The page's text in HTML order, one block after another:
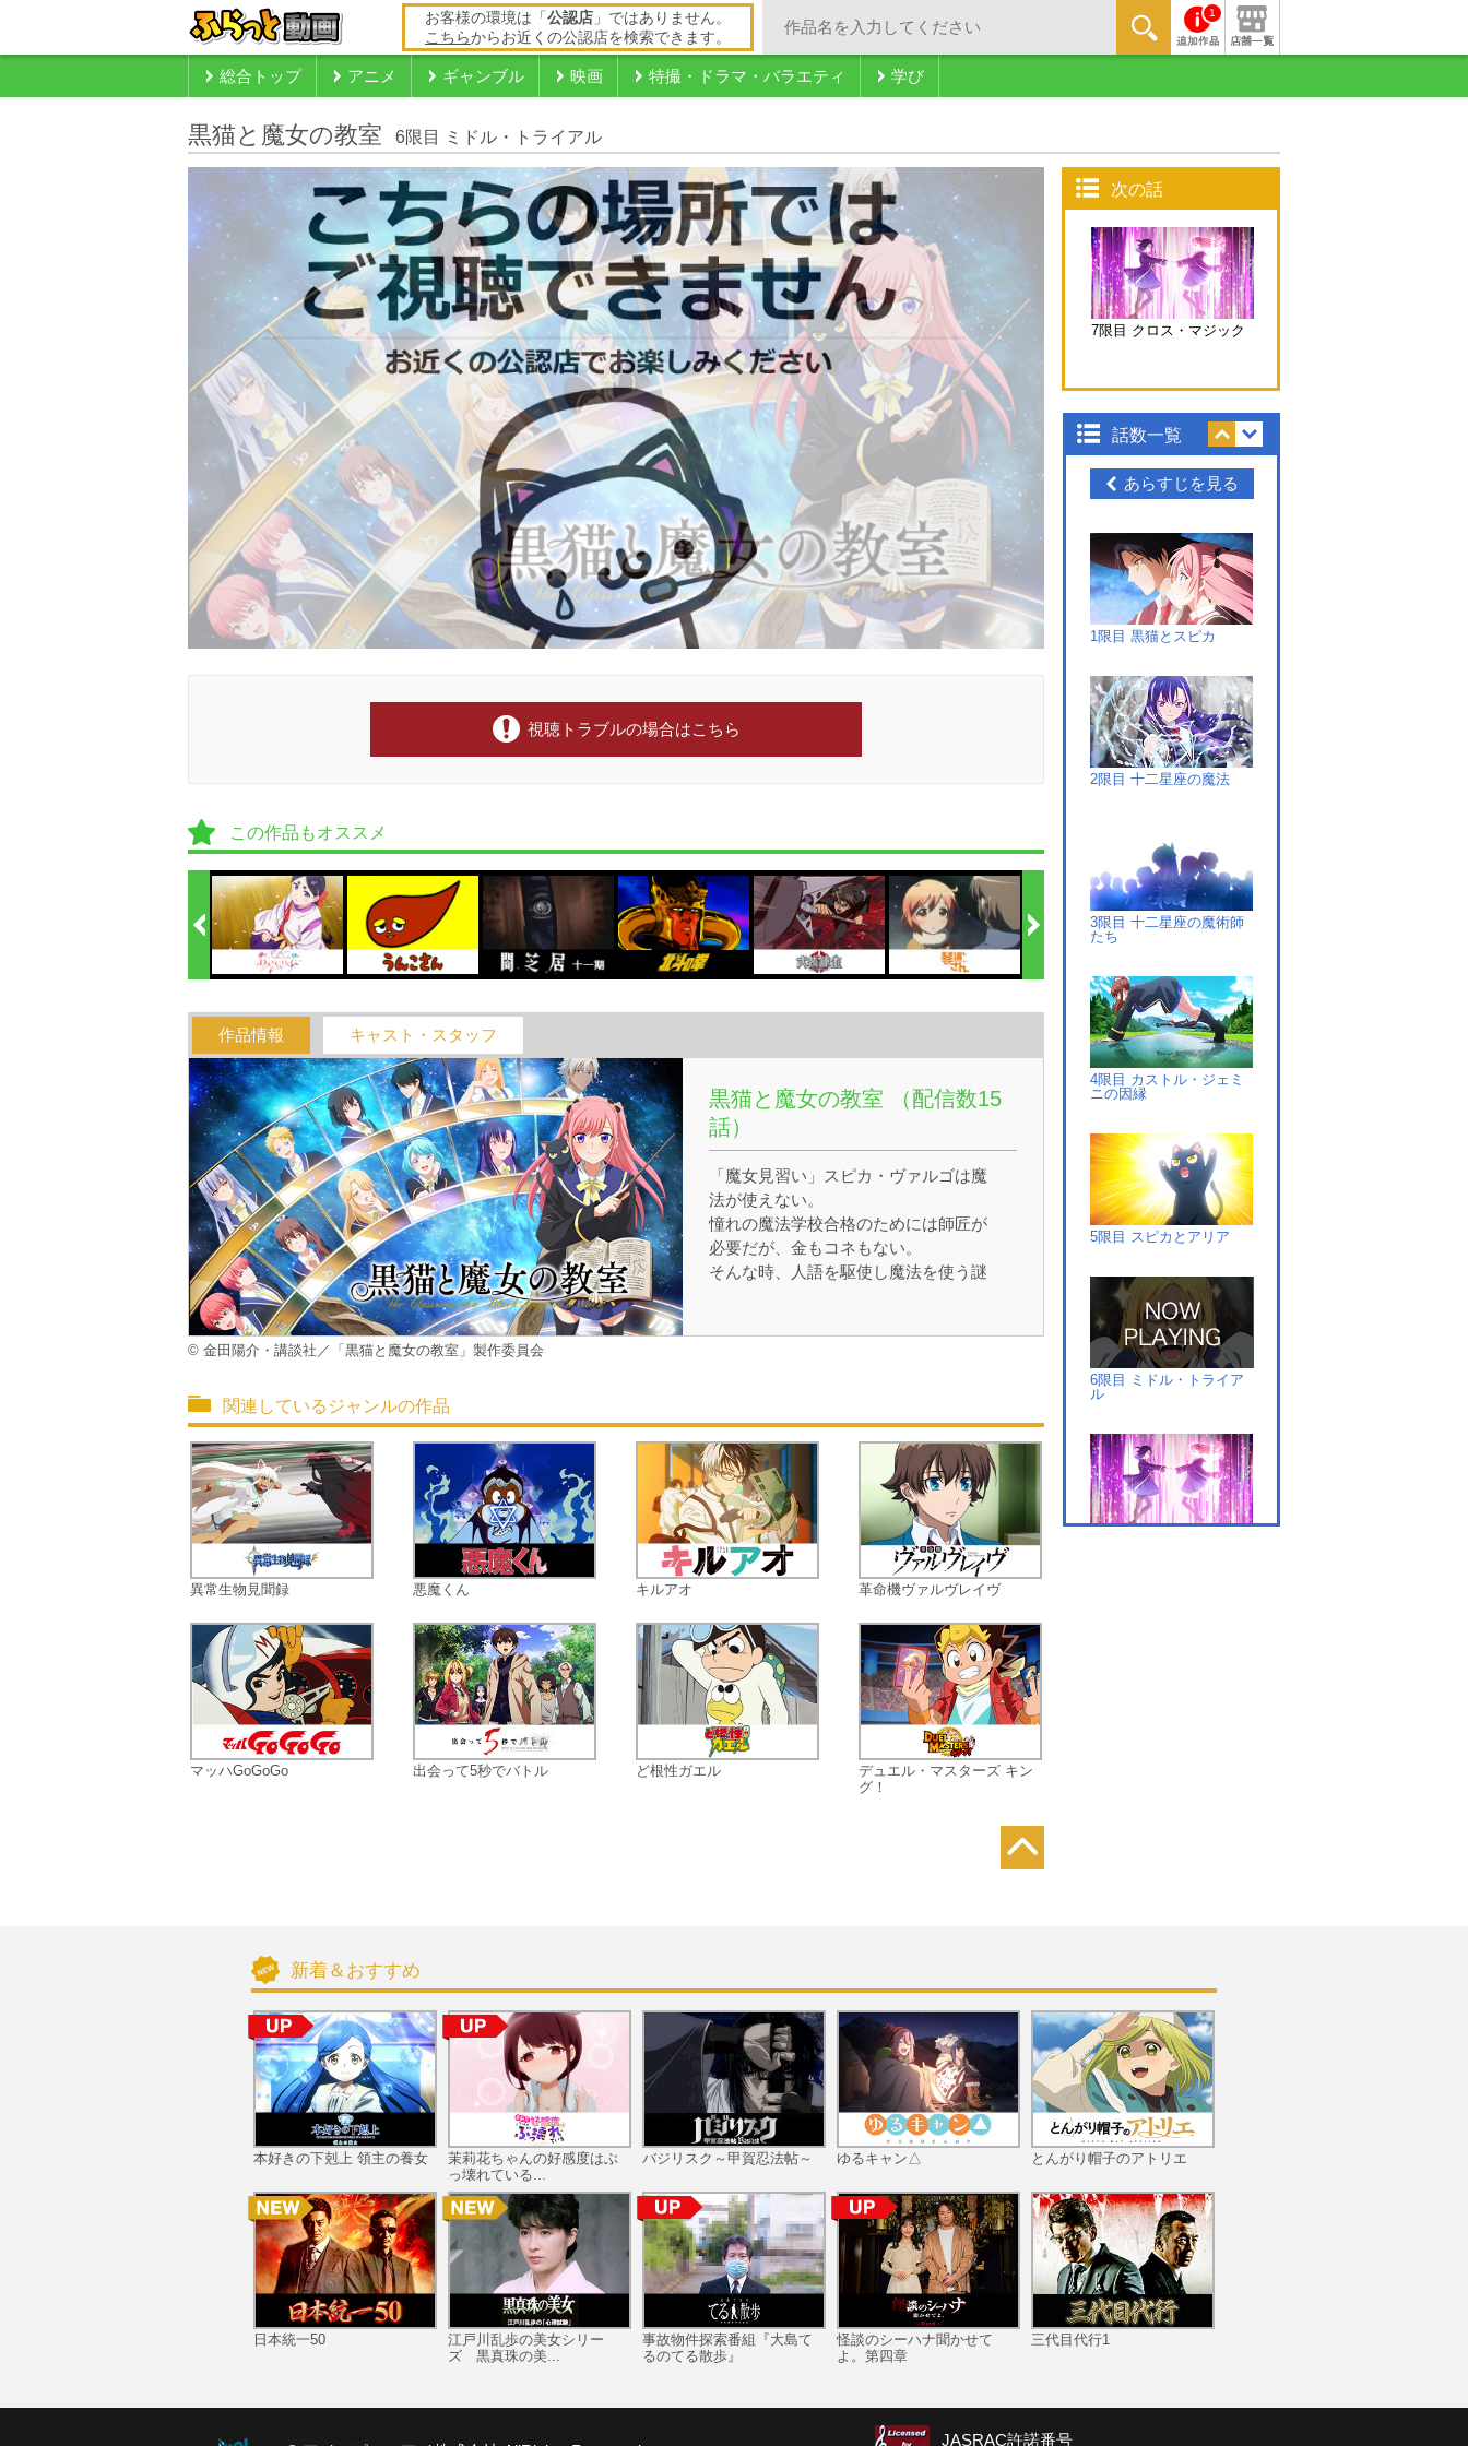
お客様の環境は「 公認店 」ではありません。
こちらからお近くの公認店を検索できます。
1
総合トップ アニメ ギャンブル 映画 特撮・ドラマ・バラエティ 学び
黒猫と魔女の教室 6限目 ミドル・トライアル
視聴トラブルの場合はこちら
この作品もオススメ
作品情報 キャスト・スタッフ
黒猫と魔女の教室 （配信数15
話）
「魔女見習い」スピカ・ヴァルゴは魔
法が使えない。
憧れの魔法学校合格のためには師匠が
必要だが、金もコネもない。
そんな時、人語を駆使し魔法を使う謎
© 金田陽介・講談社／「黒猫と魔女の教室」製作委員会
関連しているジャンルの作品
異常生物見聞録
マッハGoGoGo
悪魔くん
出会って5秒でバトル
キルアオ
ど根性ガエル
革命機ヴァルヴレイヴ
デュエル・マスターズ キン
グ！
次の話
7限目 クロス・マジック
話数一覧
あらすじを見る
1限目 黒猫とスピカ
2限目 十二星座の魔法
3限目 十二星座の魔術師
たち
4限目 カストル・ジェミ
ニの因縁
5限目 スピカとアリア
6限目 ミドル・トライア
ル
11限目 タルフの覚悟 キ
ロンの決意
12限目 優れた魔術師
新着＆おすすめ
本好きの下剋上 領主の養女
日本統一50
茉莉花ちゃんの好感度はぶ
っ壊れている...
江戸川乱歩の美女シリー
ズ 黒真珠の美...
バジリスク～甲賀忍法帖～
事故物件探索番組『大島て
るのてる散歩』
ゆるキャン△
怪談のシーハナ聞かせて
よ。第四章
とんがり帽子のアトリエ
三代目代行1
JASRAC許諾番号